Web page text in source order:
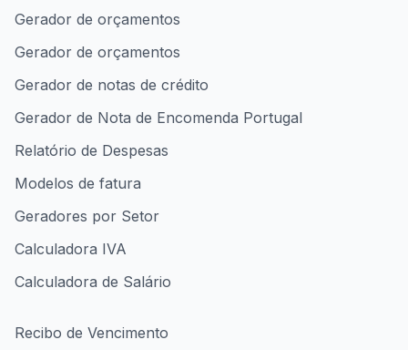
Gerador de orçamentos
Gerador de orçamentos
Gerador de notas de crédito
Gerador de Nota de Encomenda Portugal
Relatório de Despesas
Modelos de fatura
Geradores por Setor
Calculadora IVA
Calculadora de Salário
Recibo de Vencimento